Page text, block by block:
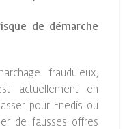
de démarche
frauduleux,
actuellement en
pour Enedis ou
de fausses offres